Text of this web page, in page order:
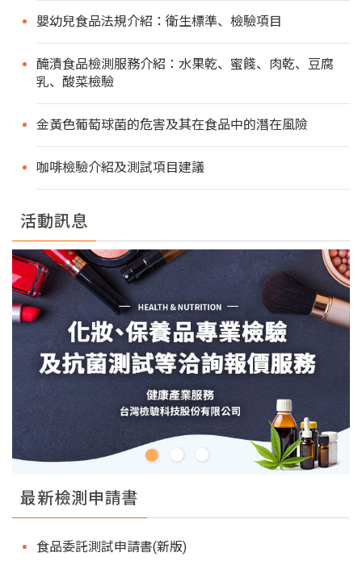
嬰幼兒食品法規介紹：衛生標準、檢驗項目
醃漬食品檢測服務介紹：水果乾、蜜餞、肉乾、豆腐
乳、酸菜檢驗
金黃色葡萄球菌的危害及其在食品中的潛在風險
咖啡檢驗介紹及測試項目建議
活動訊息
最新檢測申請書
食品委託測試申請書(新版)